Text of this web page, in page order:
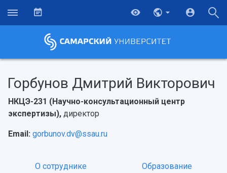
Горбунов Дмитрий Викторович
НКЦЭ-231 (Научно-консультационный центр
экспертизы), директор
Email: gorbunov.dv@ssau.ru
О сотруднике Образование